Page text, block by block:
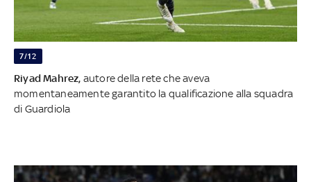
7/12
Riyad Mahrez, autore della rete che aveva
momentaneamente garantito la qualificazione alla squadra
di Guardiola